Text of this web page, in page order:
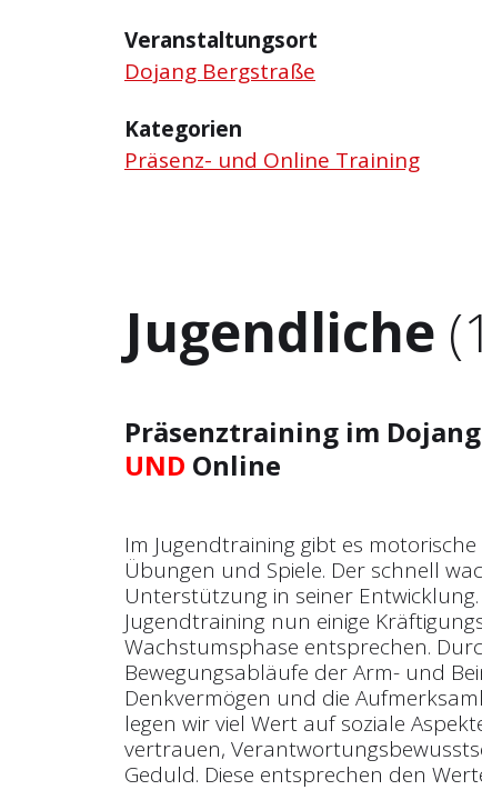
Veranstaltungsort
Dojang Bergstraße
Kategorien
Präsenz- und Online Training
Jugendliche
Präsenztraining im
UND Online
Im Jugendtraining gibt es
Übungen und Spiele. Der schnell
Unterstützung in seiner
Jugendtraining nun einige
Wachstumsphase entsprechen.
Bewegungsabläufe der Arm- und
Denkvermögen und die
legen wir viel Wert auf soziale
vertrauen,
Geduld. Diese entsprechen den